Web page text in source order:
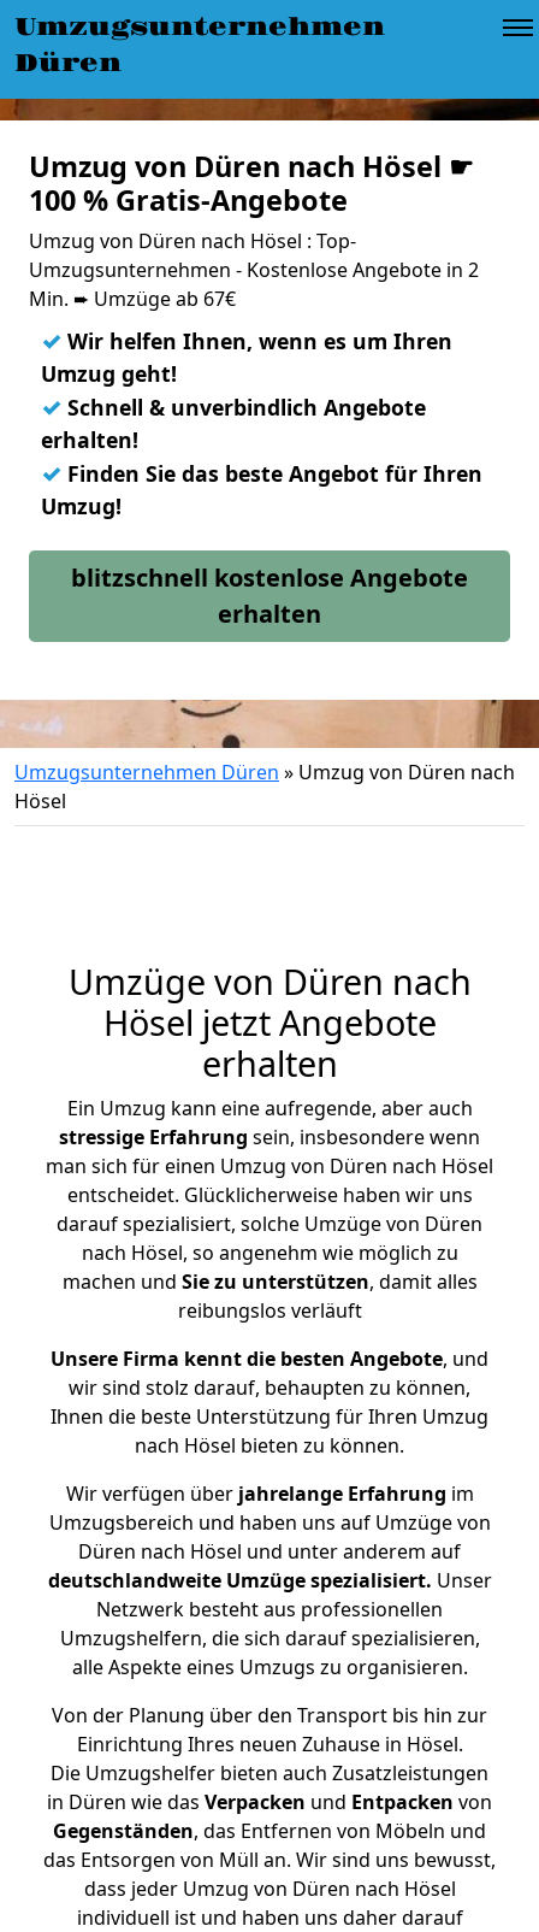
Umzugsunternehmen
Düren
Umzug von Düren nach Hösel ☛
100 % Gratis-Angebote
Umzug von Düren nach Hösel : Top-
Umzugsunternehmen - Kostenlose Angebote in 2
Min. ➨ Umzüge ab 67€
✓ Wir helfen Ihnen, wenn es um Ihren
Umzug geht!
✓ Schnell & unverbindlich Angebote
erhalten!
✓ Finden Sie das beste Angebot für Ihren
Umzug!
blitzschnell kostenlose Angebote
erhalten
Umzugsunternehmen Düren » Umzug von Düren nach
Hösel
Umzüge von Düren nach
Hösel jetzt Angebote
erhalten
Ein Umzug kann eine aufregende, aber auch
stressige Erfahrung sein, insbesondere wenn
man sich für einen Umzug von Düren nach Hösel
entscheidet. Glücklicherweise haben wir uns
darauf spezialisiert, solche Umzüge von Düren
nach Hösel, so angenehm wie möglich zu
machen und Sie zu unterstützen, damit alles
reibungslos verläuft
Unsere Firma kennt die besten Angebote, und
wir sind stolz darauf, behaupten zu können,
Ihnen die beste Unterstützung für Ihren Umzug
nach Hösel bieten zu können.
Wir verfügen überjahrelange Erfahrung im
Umzugsbereich und haben uns auf Umzüge von
Düren nach Hösel und unter anderem auf
deutschlandweite Umzüge spezialisiert. Unser
Netzwerk besteht aus professionellen
Umzugshelfern, die sich darauf spezialisieren,
alle Aspekte eines Umzugs zu organisieren.
Von der Planung über den Transport bis hin zur
Einrichtung Ihres neuen Zuhause in Hösel.
Die Umzugshelfer bieten auch Zusatzleistungen
in Düren wie das Verpacken und Entpacken von
Gegenständen, das Entfernen von Möbeln und
das Entsorgen von Müll an. Wir sind uns bewusst,
dass jeder Umzug von Düren nach Hösel
individuell ist und haben uns daher darauf